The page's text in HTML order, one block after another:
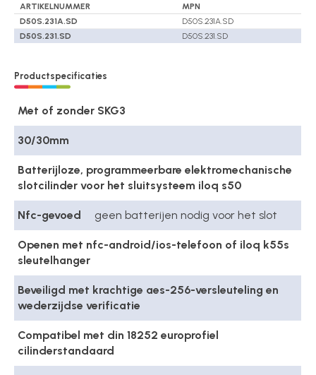
ARTIKELNUMMER
MPN
D50S.231A.SD
D50S.231A.SD
D50S.231.SD
D50S.231.SD
Productspecificaties
Met of zonder SKG3
30/30mm
Batterijloze, programmeerbare elektromechanische
slotcilinder voor het sluitsysteem iloq s50
Nfc-gevoed geen batterijen nodig voor het slot
Openen met nfc-android/ios-telefoon of iloq k55s
sleutelhanger
Beveiligd met krachtige aes-256-versleuteling en
wederzijdse verificatie
Compatibel met din 18252 europrofiel
cilinderstandaard